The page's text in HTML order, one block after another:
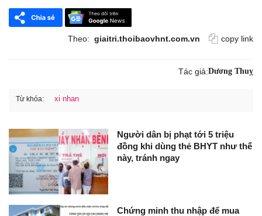
Theo: giaitri.thoibaovhnt.com.vn copy link
Tác giả:Dương Thuỵ
Từ khóa: xi nhan
Người dân bị phạt tới 5 triệu
đồng khi dùng thẻ BHYT như thế
này, tránh ngay
Chứng minh thu nhập để mua